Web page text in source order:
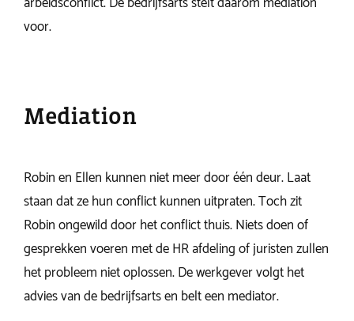
voor.
Mediation
Robin en Ellen kunnen niet meer door één deur. Laat
staan dat ze hun conflict kunnen uitpraten. Toch zit
Robin ongewild door het conflict thuis. Niets doen of
gesprekken voeren met de HR afdeling of juristen zullen
het probleem niet oplossen. De werkgever volgt het
advies van de bedrijfsarts en belt een mediator.